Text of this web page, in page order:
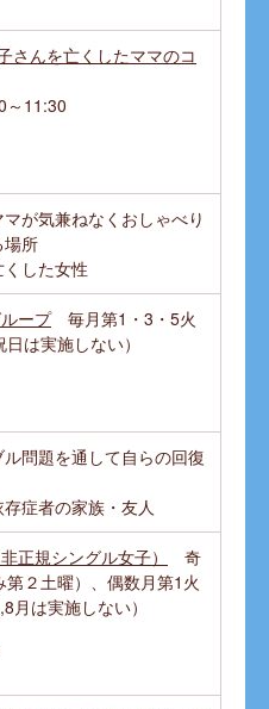
さんを亡くしたママのコ
～11:30
が気兼ねなくおしゃべり
場所
した女性
ープ毎月第1・3・5火
は実施しない）
問題を通して自らの回復
症者の家族・友人
正規シングル女子）
奇
２土曜）、偶数月第1火
は実施しない）